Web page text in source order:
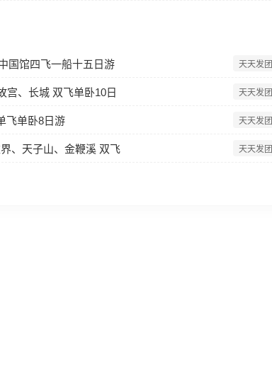
国馆四飞一船十五日游 天天发团
宫、长城 双飞单卧10日 天天发团
飞单卧8日游 天天发团
、天子山、金鞭溪 双飞 天天发团